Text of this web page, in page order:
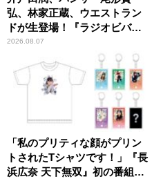
弘、林家正蔵、ウエストラン
ドが生登場！『ラジオビバリ
ー昼ズ』
2026.08.07
「私のプリティな顔がプリン
トされたTシャツです！」『長
浜広奈 天下無双』初の番組グ